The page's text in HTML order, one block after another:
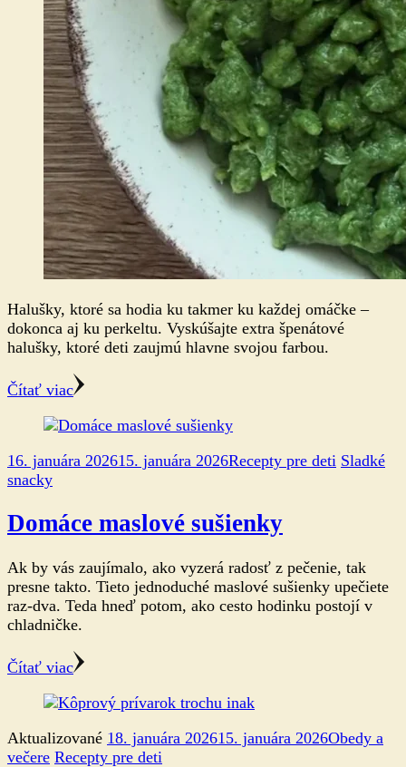
Halušky, ktoré sa hodia ku takmer ku každej omáčke –
dokonca aj ku perkeltu. Vyskúšajte extra špenátové
halušky, ktoré deti zaujmú hlavne svojou farbou.
Čítať viac
16. januára 202615. januára 2026Recepty pre deti Sladké
snacky
Domáce maslové sušienky
Ak by vás zaujímalo, ako vyzerá radosť z pečenie, tak
presne takto. Tieto jednoduché maslové sušienky upečiete
raz-dva. Teda hneď potom, ako cesto hodinku postojí v
chladničke.
Čítať viac
Aktualizované 18. januára 202615. januára 2026Obedy a
večere Recepty pre deti